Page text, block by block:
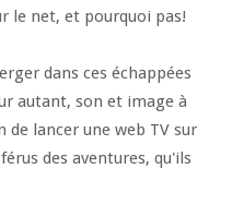
le net, et pourquoi pas!
dans ces échappées
autant, son et image à
lancer une web TV sur
des aventures, qu'ils